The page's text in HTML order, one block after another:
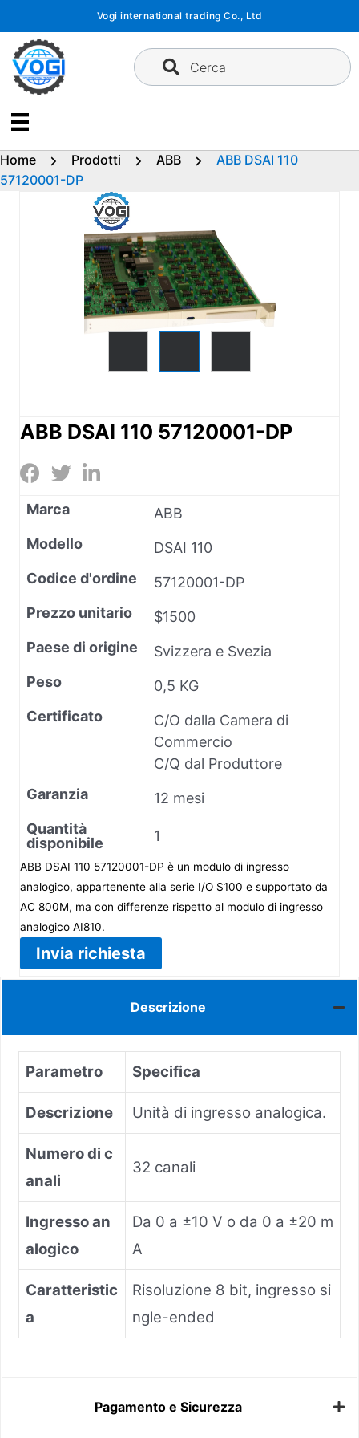
contenuto
Vogi international trading Co., Ltd
Cerca
Home Prodotti ABB
ABB DSAI 110
57120001-DP
ABB DSAI 110 57120001-DP
Marca
ABB
Modello
DSAI 110
Codice d'ordine
57120001-DP
Prezzo unitario
$1500
Paese di origine
Svizzera e Svezia
Peso
0,5 KG
Certificato
C/O dalla Camera di
Commercio
C/Q dal Produttore
Garanzia
12 mesi
Quantità
disponibile
1
ABB DSAI 110 57120001-DP è un modulo di ingresso
analogico, appartenente alla serie I/O S100 e supportato da
AC 800M, ma con differenze rispetto al modulo di ingresso
analogico AI810.
Invia richiesta
Descrizione
Parametro Specifica
Descrizione Unità di ingresso analogica.
Numero di c
anali
32 canali
Ingresso an
alogico
Da 0 a ±10 V o da 0 a ±20 m
A
Caratteristic
a
Risoluzione 8 bit, ingresso si
ngle-ended
Pagamento e Sicurezza